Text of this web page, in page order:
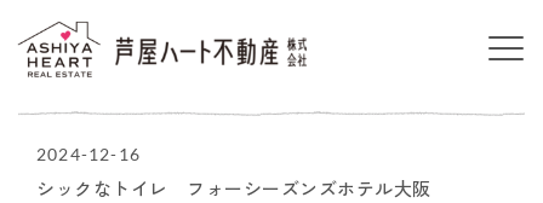
2024-12-16
シックなトイレ フォーシーズンズホテル大阪